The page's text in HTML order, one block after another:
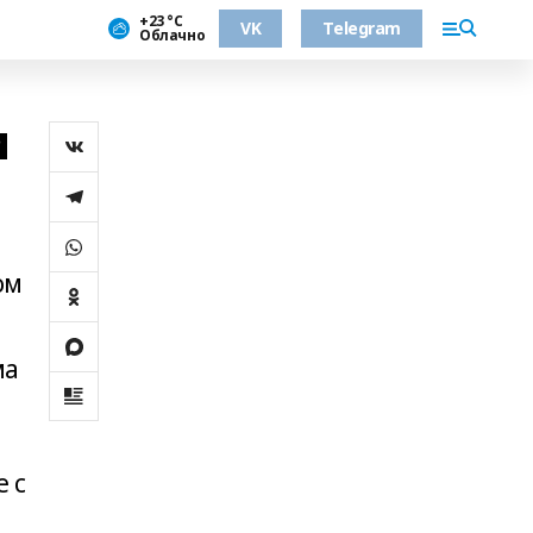
+23 °С
Облачно VK Telegram
с